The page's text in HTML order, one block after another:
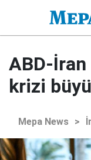
ABD-
krizi
Mepa News >